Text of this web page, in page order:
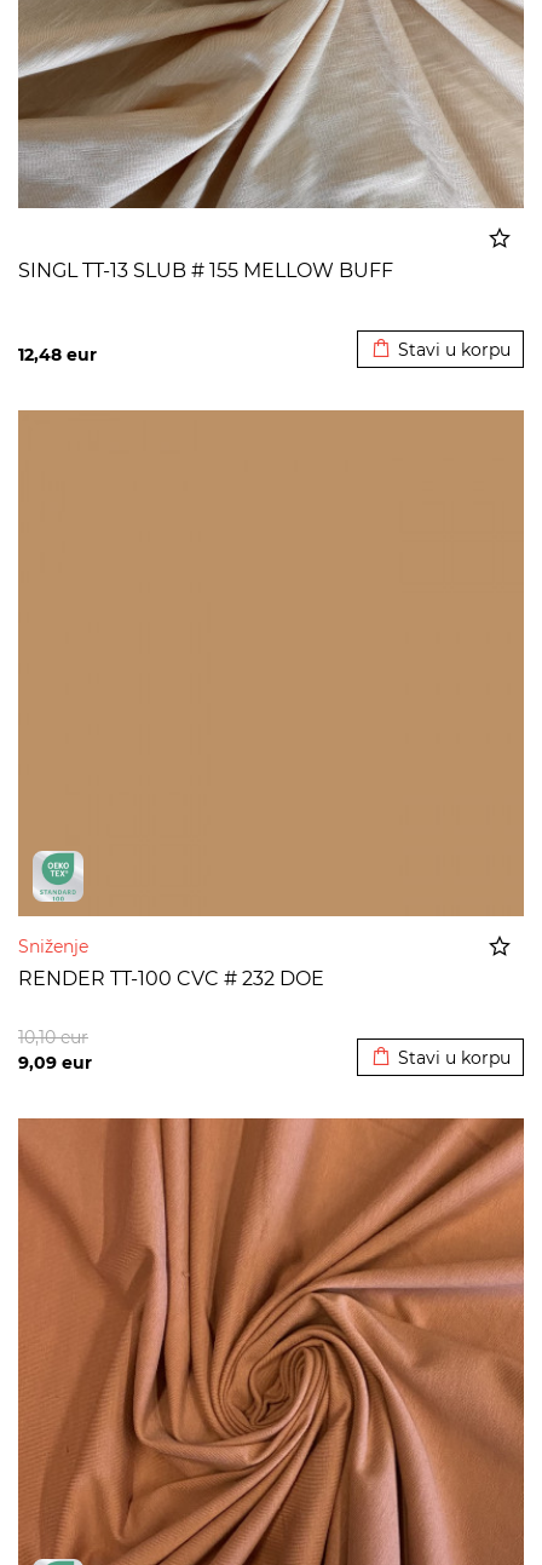
SINGL TT-13 SLUB # 155 MELLOW BUFF
12,48 eur Stavi u korpu
Sniženje
RENDER TT-100 CVC # 232 DOE
9,09 eur
10,10eur
Stavi u korpu